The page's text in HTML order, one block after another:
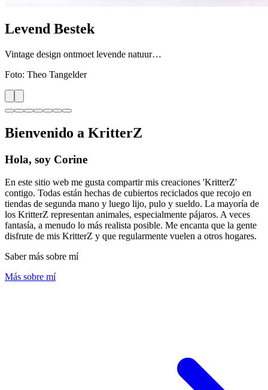
Levend Bestek
Vintage design ontmoet levende natuur…
Foto: Theo Tangelder
Bienvenido a KritterZ
Hola, soy Corine
En este sitio web me gusta compartir mis creaciones 'KritterZ'
contigo. Todas están hechas de cubiertos reciclados que recojo en
tiendas de segunda mano y luego lijo, pulo y sueldo. La mayoría de
los KritterZ representan animales, especialmente pájaros. A veces
fantasía, a menudo lo más realista posible. Me encanta que la gente
disfrute de mis KritterZ y que regularmente vuelen a otros hogares.
Saber más sobre mí
Más sobre mí